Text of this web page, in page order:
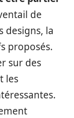
de
designs, la
proposés.
sur des
les